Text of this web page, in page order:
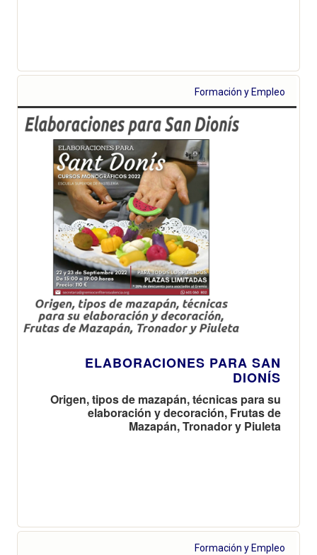
Formación y Empleo
ELABORACIONES PARA SAN
DIONÍS
Origen, tipos de mazapán, técnicas para su
elaboración y decoración, Frutas de
Mazapán, Tronador y Piuleta
Formación y Empleo